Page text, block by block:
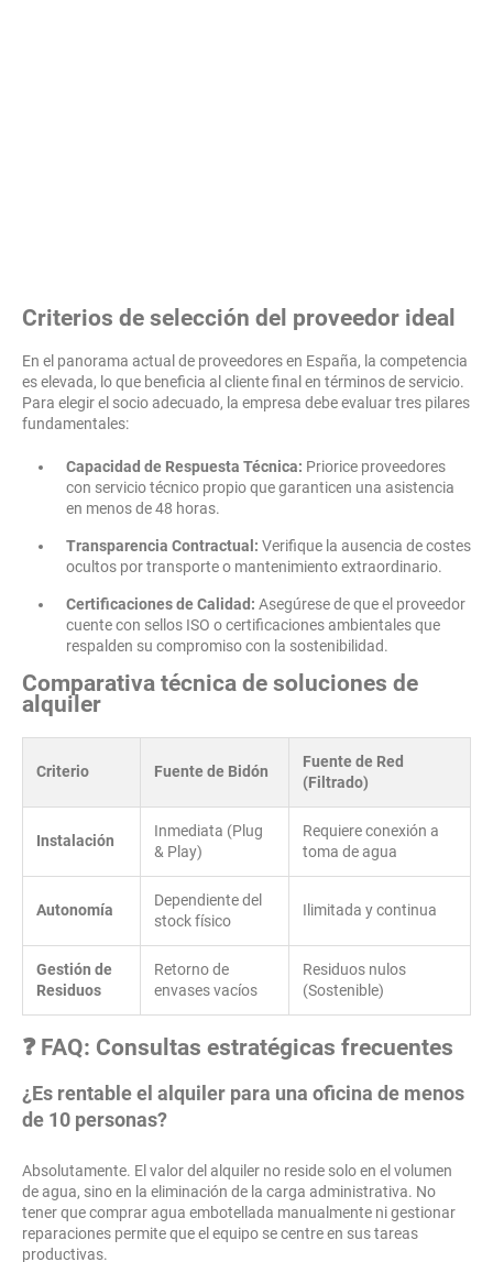
Criterios de selección del proveedor ideal
En el panorama actual de proveedores en España, la competencia
es elevada, lo que beneficia al cliente final en términos de servicio.
Para elegir el socio adecuado, la empresa debe evaluar tres pilares
fundamentales:
Capacidad de Respuesta Técnica: Priorice proveedores
con servicio técnico propio que garanticen una asistencia
en menos de 48 horas.
Transparencia Contractual: Verifique la ausencia de costes
ocultos por transporte o mantenimiento extraordinario.
Certificaciones de Calidad: Asegúrese de que el proveedor
cuente con sellos ISO o certificaciones ambientales que
respalden su compromiso con la sostenibilidad.
Comparativa técnica de soluciones de
alquiler
Criterio Fuente de Bidón
Fuente de Red
(Filtrado)
Instalación
Inmediata (Plug
& Play)
Requiere conexión a
toma de agua
Autonomía
Dependiente del
stock físico
Ilimitada y continua
Gestión de
Residuos
Retorno de
envases vacíos
Residuos nulos
(Sostenible)
❓ FAQ: Consultas estratégicas frecuentes
¿Es rentable el alquiler para una oficina de menos
de 10 personas?
Absolutamente. El valor del alquiler no reside solo en el volumen
de agua, sino en la eliminación de la carga administrativa. No
tener que comprar agua embotellada manualmente ni gestionar
reparaciones permite que el equipo se centre en sus tareas
productivas.